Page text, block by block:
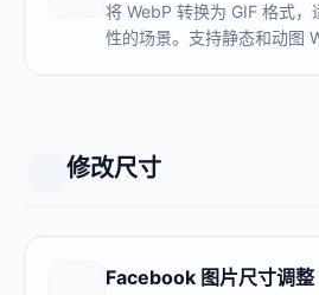
将 WebP 转换为 GIF 格式，
性的场景。支持静态和动图
修改尺寸
Facebook 图片尺寸调整